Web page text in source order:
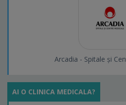
Arcadia - Spitale și
AI O CLINICA MEDICALA?